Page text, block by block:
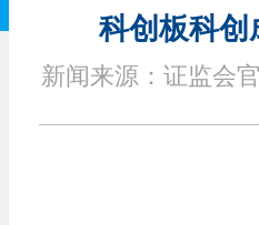
科创板科创
新闻来源：证监会